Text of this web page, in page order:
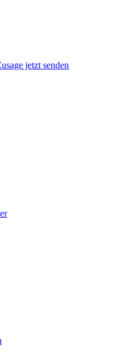
jetzt senden